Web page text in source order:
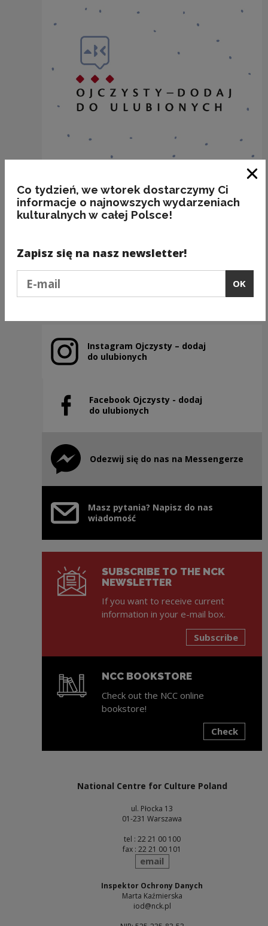
BAKALIE
Kategorie: semantyka, jedzenie
Previous slide
Instagram Ojczysty – dodaj
do ulubionych
Note, the link will open in a new window
Facebook Ojczysty - dodaj
do ulubionych
Note, the link will open in a new window
Odezwij się do nas na Messengerze
Note, the link will open in a new window
Masz pytania? Napisz do nas
wiadomość
SUBSCRIBE TO THE NCK
NEWSLETTER
If you want to receive current
information in your e-mail box.
Subscribe
NCC BOOKSTORE
Check out the NCC online
bookstore!
Check
National Centre for Culture Poland
ul. Płocka 13
01-231 Warszawa
tel : 22 21 00 100
fax : 22 21 00 101
send
email
Inspektor Ochrony Danych
Marta Kaźmierska
iod@nck.pl
Co tydzień, we wtorek dostarczymy Ci
informacje o najnowszych wydarzeniach
kulturalnych w całej Polsce!
Zapisz się na nasz newsletter!
OK